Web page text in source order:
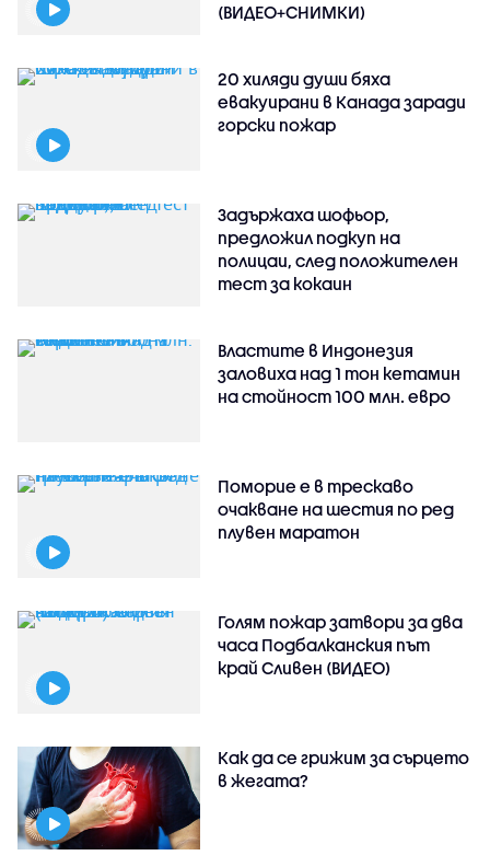
(ВИДЕО+СНИМКИ)
20 хиляди души бяха
евакуирани в Канада заради
горски пожар
Задържаха шофьор,
предложил подкуп на
полицаи, след положителен
тест за кокаин
Властите в Индонезия
заловиха над 1 тон кетамин
на стойност 100 млн. евро
Поморие е в трескаво
очакване на шестия по ред
плувен маратон
Голям пожар затвори за два
часа Подбалканския път
край Сливен (ВИДЕО)
Как да се грижим за сърцето
в жегата?